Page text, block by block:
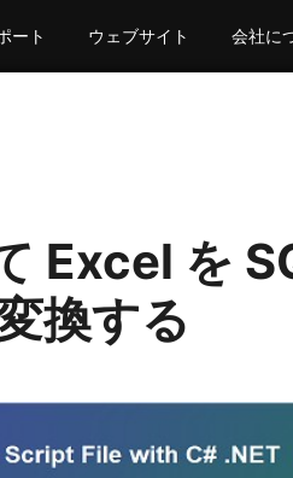
ート ウェブサイト 会社に
Excel を
換する